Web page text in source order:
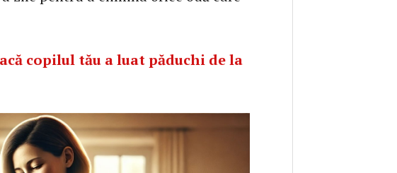
copilul tău a luat păduchi de la